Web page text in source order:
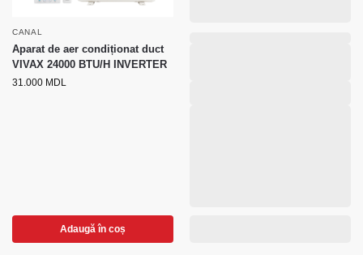
CANAL
Aparat de aer condiționat duct
VIVAX 24000 BTU/H INVERTER
31.000 MDL
Adaugă în coș